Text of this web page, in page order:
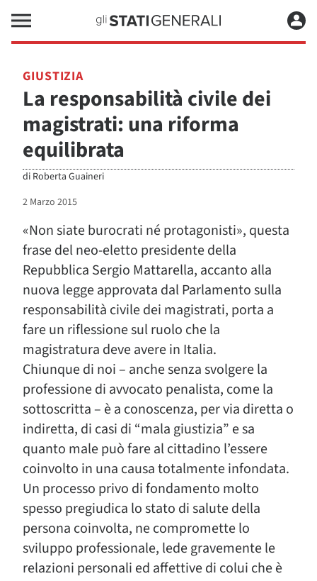
GIUSTIZIA
La responsabilità civile dei
magistrati: una riforma
equilibrata
di Roberta Guaineri
2 Marzo 2015
«Non siate burocrati né protagonisti», questa
frase del neo-eletto presidente della
Repubblica Sergio Mattarella, accanto alla
nuova legge approvata dal Parlamento sulla
responsabilità civile dei magistrati, porta a
fare un riflessione sul ruolo che la
magistratura deve avere in Italia.
Chiunque di noi – anche senza svolgere la
professione di avvocato penalista, come la
sottoscritta – è a conoscenza, per via diretta o
indiretta, di casi di “mala giustizia” e sa
quanto male può fare al cittadino l’essere
coinvolto in una causa totalmente infondata.
Un processo privo di fondamento molto
spesso pregiudica lo stato di salute della
persona coinvolta, ne compromette lo
sviluppo professionale, lede gravemente le
relazioni personali ed affettive di colui che è